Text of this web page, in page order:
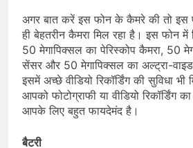
अगर बात करें इस फोन के कैमरे की तो इस
ही बेहतरीन कैमरा मिल रहा है। इस फोन
50 मेगापिक्सल का पेरिस्कोप कैमरा, 50
सेंसर और 50 मेगापिक्सल का अल्ट्रा-
इसमें अच्छे वीडियो रिकॉर्डिंग की सुविधा
आपको फोटोग्राफी या वीडियो रिकॉर्डिंग
आपके लिए बहुत फायदेमंद है।
बैटरी